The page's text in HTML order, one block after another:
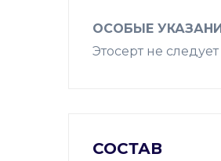
ОСОБЫЕ
Этосерт не
СОСТАВ